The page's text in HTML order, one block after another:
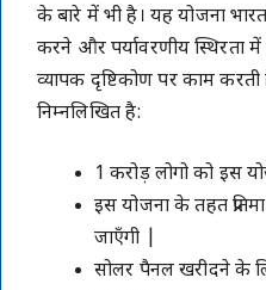
के बारे में भी है। यह योजना
करने और पर्यावरणीय स्थिरता
व्यापक दृष्टिकोण पर काम
निम्नलिखित है:
1 करोड़ लोगो को इस
इस योजना के तहत
जाएँगी |
सोलर पैनल खरीदने के